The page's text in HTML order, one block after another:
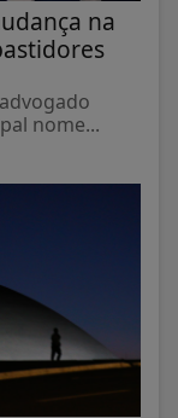
na
nome...